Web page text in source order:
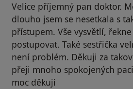
Velice příjemný pan doktor.
dlouho jsem se nesetkala s
přístupem. Vše vysvětlí,
postupovat. Také sestřička
není problém. Děkuji za
přeji mnoho spokojených
moc děkuji